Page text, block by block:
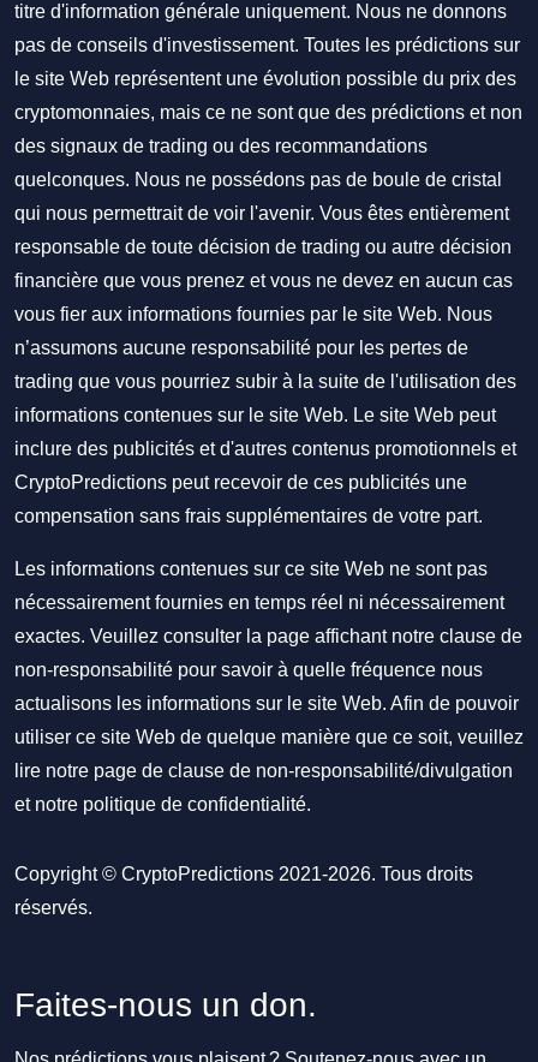
titre d'information générale uniquement. Nous ne donnons
pas de conseils d'investissement. Toutes les prédictions sur
le site Web représentent une évolution possible du prix des
cryptomonnaies, mais ce ne sont que des prédictions et non
des signaux de trading ou des recommandations
quelconques. Nous ne possédons pas de boule de cristal
qui nous permettrait de voir l'avenir. Vous êtes entièrement
responsable de toute décision de trading ou autre décision
financière que vous prenez et vous ne devez en aucun cas
vous fier aux informations fournies par le site Web. Nous
n’assumons aucune responsabilité pour les pertes de
trading que vous pourriez subir à la suite de l'utilisation des
informations contenues sur le site Web. Le site Web peut
inclure des publicités et d'autres contenus promotionnels et
CryptoPredictions peut recevoir de ces publicités une
compensation sans frais supplémentaires de votre part.
Les informations contenues sur ce site Web ne sont pas
nécessairement fournies en temps réel ni nécessairement
exactes. Veuillez consulter la page affichant notre clause de
non-responsabilité pour savoir à quelle fréquence nous
actualisons les informations sur le site Web. Afin de pouvoir
utiliser ce site Web de quelque manière que ce soit, veuillez
lire notre page de clause de non-responsabilité/divulgation
et notre politique de confidentialité.
Copyright © CryptoPredictions 2021-2026. Tous droits
réservés.
Faites-nous un don.